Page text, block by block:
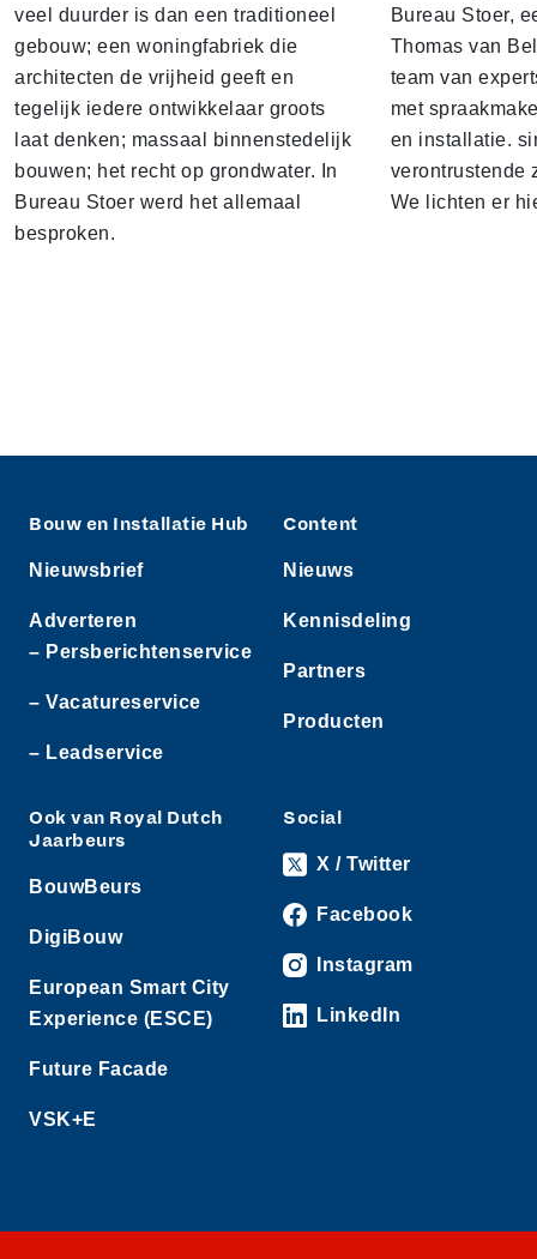
veel duurder is dan een traditioneel
gebouw; een woningfabriek die
architecten de vrijheid geeft en
tegelijk iedere ontwikkelaar groots
laat denken; massaal binnenstedelijk
bouwen; het recht op grondwater. In
Bureau Stoer werd het allemaal
besproken.
Bureau Stoer,
Thomas van
team van
met
en installatie.
verontrustende
We lichten er
Bouw en Installatie Hub
Nieuwsbrief
Adverteren
– Persberichtenservice
– Vacatureservice
– Leadservice
Content
Nieuws
Kennisdeling
Partners
Producten
Ook van Royal Dutch
Jaarbeurs
BouwBeurs
DigiBouw
European Smart City
Experience (ESCE)
Future Facade
VSK+E
Social
X / Twitter
Facebook
Instagram
LinkedIn